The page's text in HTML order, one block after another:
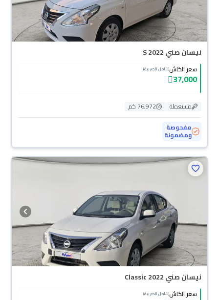
نيسان صني S 2022
سعر الكاش(شامل الضريبة)
37,000
مستعملة
76,972 كم
مفحوصة
ومضمونة
نيسان صني Classic 2022
سعر الكاش(شامل الضريبة)